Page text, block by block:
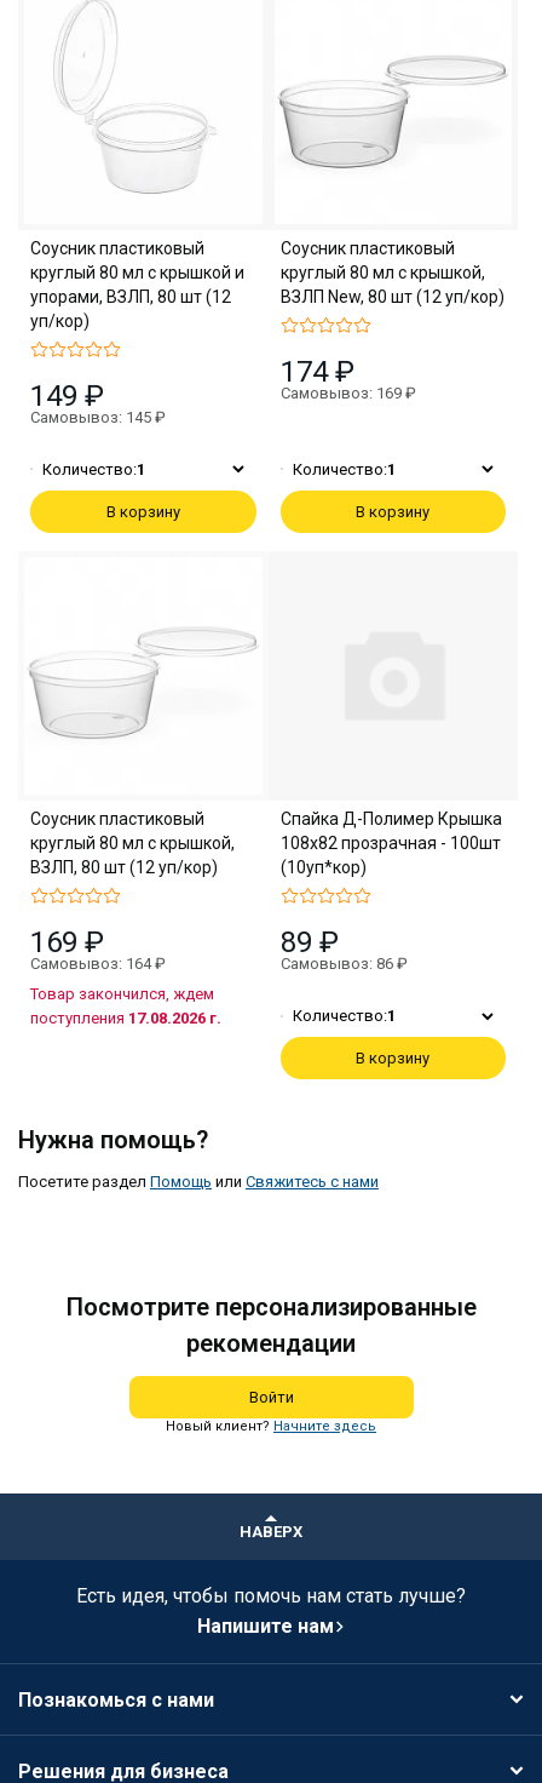
Соусник пластиковый
круглый 80 мл с крышкой и
упорами, ВЗЛП, 80 шт (12
уп/кор)
149 ₽
Самовывоз: 145 ₽
Количество:1
В корзину
Соусник пластиковый
круглый 80 мл с крышкой,
ВЗЛП New, 80 шт (12 уп/кор)
174 ₽
Самовывоз: 169 ₽
Количество:1
В корзину
Соусник пластиковый
круглый 80 мл с крышкой,
ВЗЛП, 80 шт (12 уп/кор)
169 ₽
Самовывоз: 164 ₽
Товар закончился, ждем
поступления 17.08.2026 г.
Спайка Д-Полимер Крышка
108х82 прозрачная - 100шт
(10уп*кор)
89 ₽
Самовывоз: 86 ₽
Количество:1
В корзину
Нужна помощь?
Посетите раздел Помощь или Свяжитесь с нами
Посмотрите персонализированные
рекомендации
Войти
Новый клиент? Начните здесь
НАВЕРХ
Есть идея, чтобы помочь нам стать лучше?
Напишите нам
Познакомься с нами
Решения для бизнеса